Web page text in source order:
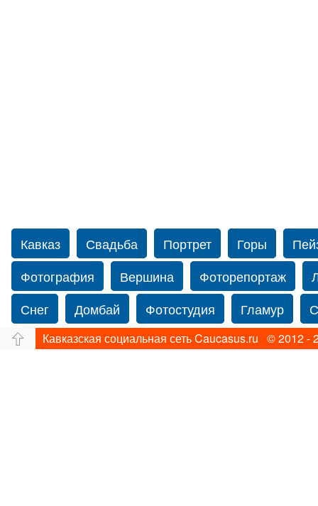
Кавказ Свадьба Портрет Горы
Фотография
Вершина Фоторепортаж
Снег
Домбай Фотостудия Гламур
Путешествие
Перевал Свадьба фото
Кавказская социальная сеть Caucasus.ru © 2012 -